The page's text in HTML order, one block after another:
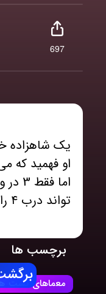
697
یک شاهزاده
او فهمید که
اما
تواند درب ۴ را پیدا کند؟
برچسب ها
معماهای تست